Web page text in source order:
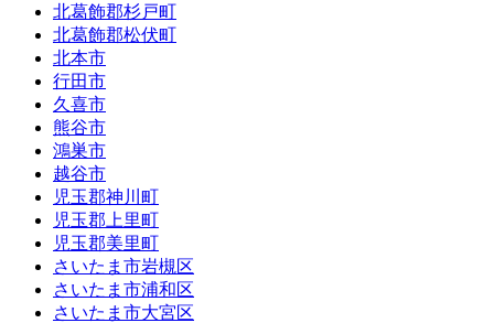
北葛飾郡杉戸町
北葛飾郡松伏町
北本市
行田市
久喜市
熊谷市
鴻巣市
越谷市
児玉郡神川町
児玉郡上里町
児玉郡美里町
さいたま市岩槻区
さいたま市浦和区
さいたま市大宮区